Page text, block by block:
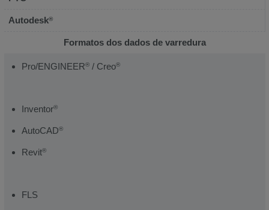
Autodesk®
Formatos dos dados de varredura
Pro/ENGINEER® / Creo®
Inventor®
AutoCAD®
Revit®
FLS